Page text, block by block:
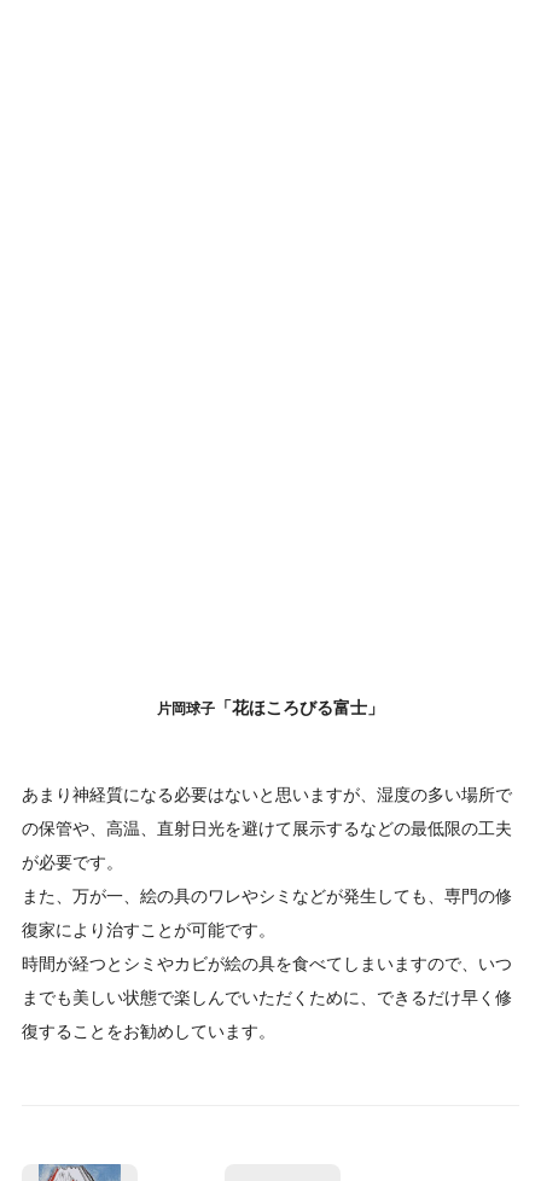
片岡球子 「花ほころびる富士」
あまり神経質になる必要はないと思いますが、湿度の多い場所で
の保管や、高温、直射日光を避けて展示するなどの最低限の工夫
が必要です。
また、万が一、絵の具のワレやシミなどが発生しても、専門の修
復家により治すことが可能です。
時間が経つとシミやカビが絵の具を食べてしまいますので、いつ
までも美しい状態で楽しんでいただくために、できるだけ早く修
復することをお勧めしています。